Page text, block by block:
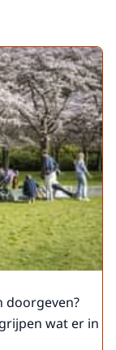
doorgeven?
wat er in